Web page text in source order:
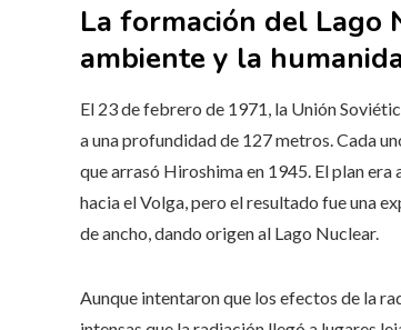
La formación del Lago
ambiente y la
El 23 de febrero de 1971, la Unión
a una profundidad de 127 metros. Cada
que arrasó Hiroshima en 1945. El plan
hacia el Volga, pero el resultado fue una
de ancho, dando origen al Lago Nuclear.
Aunque intentaron que los efectos de la